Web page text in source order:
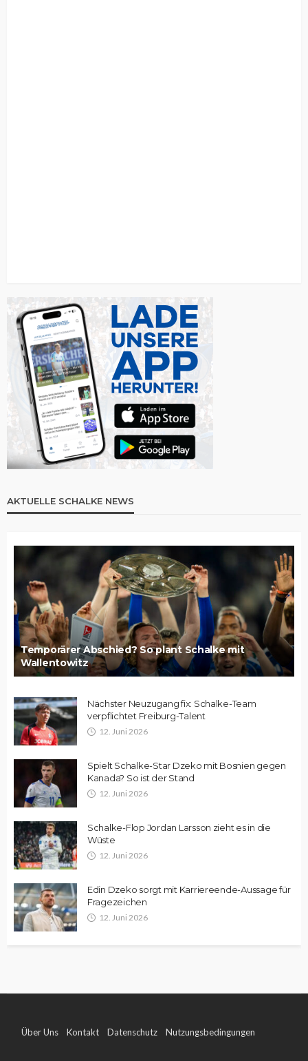
AKTUELLE SCHALKE NEWS
Temporärer Abschied? So plant Schalke mit
Wallentowitz
Nächster Neuzugang fix: Schalke-Team
verpflichtet Freiburg-Talent
12. Juni 2026
Spielt Schalke-Star Dzeko mit Bosnien gegen
Kanada? So ist der Stand
12. Juni 2026
Schalke-Flop Jordan Larsson zieht es in die
Wüste
12. Juni 2026
Edin Dzeko sorgt mit Karriereende-Aussage für
Fragezeichen
12. Juni 2026
Über Uns Kontakt Datenschutz Nutzungsbedingungen